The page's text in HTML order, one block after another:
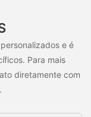
e é
Para mais
diretamente com